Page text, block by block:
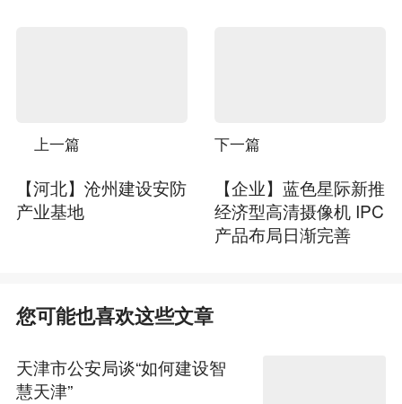
上一篇
【河北】沧州建设安防
产业基地
下一篇
【企业】蓝色星际新推
经济型高清摄像机 IPC
产品布局日渐完善
您可能也喜欢这些文章
天津市公安局谈“如何建设智
慧天津”